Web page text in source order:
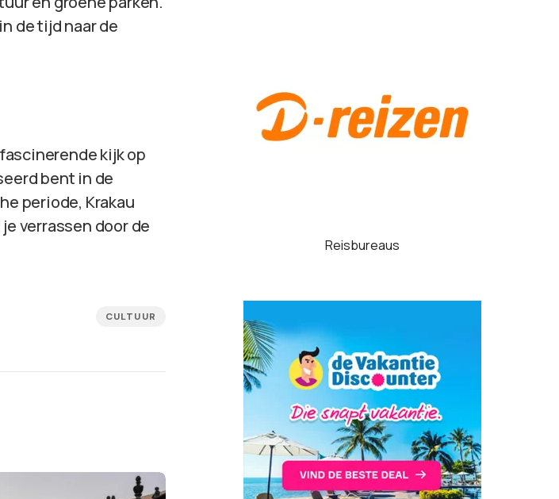
de tijd naar de
kijk op
bent in de
periode, Krakau
verrassen door de
CULTUUR
Reisbureaus